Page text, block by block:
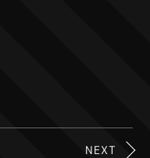
NEXT